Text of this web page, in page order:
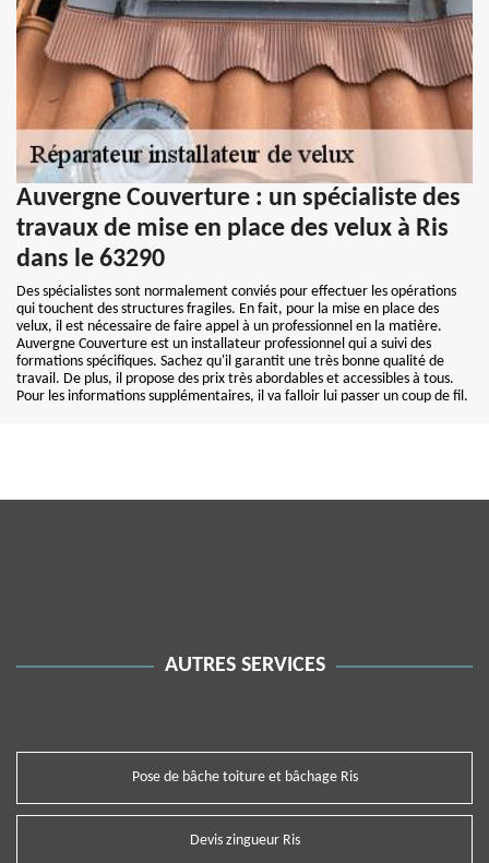
Auvergne Couverture : un spécialiste des
travaux de mise en place des velux à Ris
dans le 63290
Des spécialistes sont normalement conviés pour effectuer les opérations
qui touchent des structures fragiles. En fait, pour la mise en place des
velux, il est nécessaire de faire appel à un professionnel en la matière.
Auvergne Couverture est un installateur professionnel qui a suivi des
formations spécifiques. Sachez qu'il garantit une très bonne qualité de
travail. De plus, il propose des prix très abordables et accessibles à tous.
Pour les informations supplémentaires, il va falloir lui passer un coup de fil.
AUTRES SERVICES
Pose de bâche toiture et bâchage Ris
Devis zingueur Ris